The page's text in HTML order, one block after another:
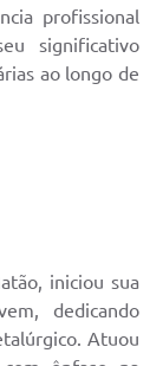
profissional
significativo
ao longo de
iniciou sua
dedicando
Atuou